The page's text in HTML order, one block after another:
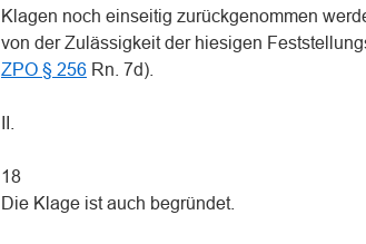
Klagen noch einseitig zurückgenommen
von der Zulässigkeit der hiesigen
ZPO § 256 Rn. 7d).
18
Die Klage ist auch begründet.